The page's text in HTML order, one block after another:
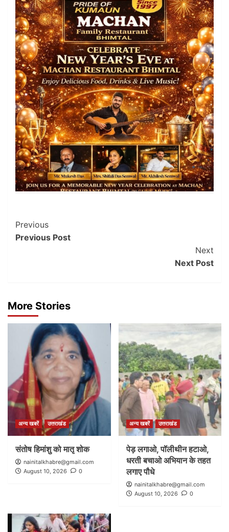
Post
Navigation
Previous
Previous Post
Next
Next Post
More Stories
अन्य खबरें उत्तराखंड
संतोष हिमांशु को मातृ शोक
nainitalkhabre@gmail.com
August 10, 2026
0
अन्य खबरें उत्तराखंड
पेड़ लगाओ, पॉलीथीन हटाओ,
धरती बचाओ अभियान के तहत
लगाए पौधे
nainitalkhabre@gmail.com
August 10, 2026
0